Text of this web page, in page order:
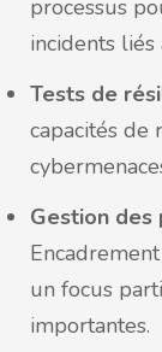
processus
incidents liés
Tests de
capacités de
Gestion des
un focus
importantes.